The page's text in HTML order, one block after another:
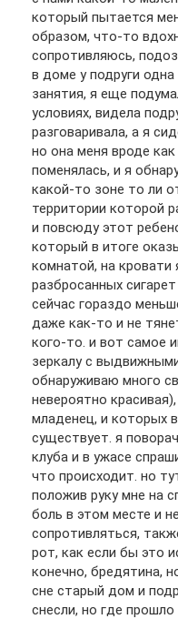
который пытается
образом, что-то
сопротивляюсь,
в доме у подруги
занятия, я еще
условиях, видела
разговаривала, а я
но она меня вроде
поменялась, и я
какой-то зоне то ли
территории которой
и повсюду этот
который в итоге
комнатой, на
разбросанных
сейчас гораздо
даже как-то и не
кого-то. и вот самое
зеркалу с
обнаруживаю много
невероятно
младенец, и которых
существует. я
клуба и в ужасе
что происходит. но
положив руку мне на
боль в этом месте и
сопротивляться,
рот, как если бы это
конечно, бредятина,
сне старый дом и
снесли, но где